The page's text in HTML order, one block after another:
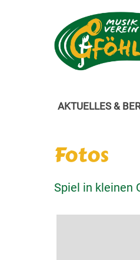
AKTUELLES &
Fotos
Spiel in kleinen